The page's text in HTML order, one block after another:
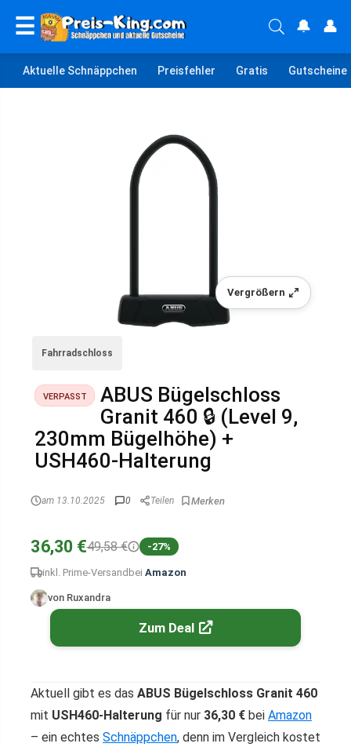
☰ 🔔 👤
Aktuelle Schnäppchen Preisfehler Gratis Gutscheine
Vergrößern
Fahrradschloss
VERPASST
ABUS Bügelschloss
Granit 460 🔒 (Level 9,
230mm Bügelhöhe) +
USH460-Halterung
am 13.10.2025 0 Teilen
36,30 €49,58 € -27%
inkl. Prime-Versand bei Amazon
von Ruxandra
Zum Deal
Aktuell gibt es das ABUS Bügelschloss Granit 460
mit USH460-Halterung für nur 36,30 € bei Amazon
– ein echtes Schnäppchen, denn im Vergleich kostet